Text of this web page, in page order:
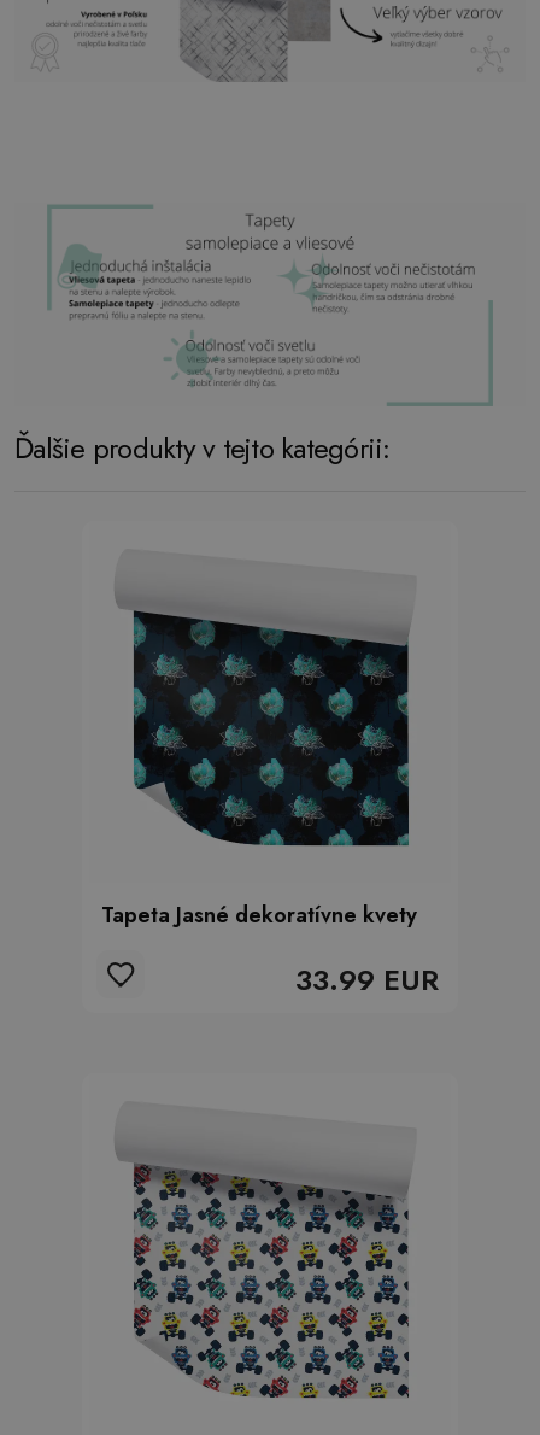
Ďalšie produkty v tejto kategórii:
Tapeta Jasné dekoratívne kvety
33.99 EUR